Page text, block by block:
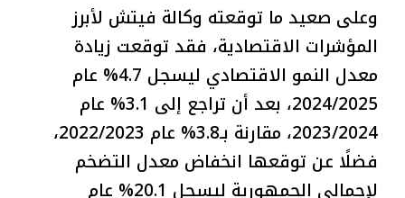
وعلى صعيد ما توقعته وكالة فيتش لأبرز
المؤشرات الاقتصادية، فقد توقعت زيادة
معدل النمو الاقتصادي ليسجل 4.7% عام
2024/2025، بعد أن تراجع إلى 3.1% عام
2023/2024، مقارنة بـ3.8% عام 2022/2023،
فضلًا عن توقعها انخفاض معدل التضخم
لإجمالي الجمهورية ليسجل 20.1% عام